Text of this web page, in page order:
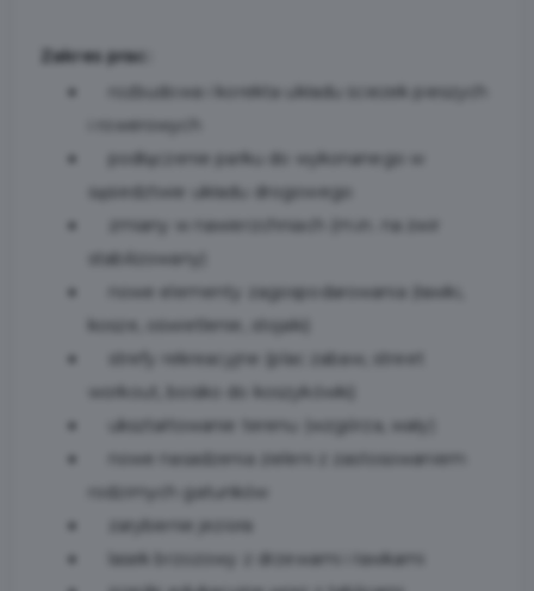
Zakres prac:
rozbudowa i korekta układu ścieżek pieszych
i rowerowych
podłączenie parku do wykonanego w
sąsiedztwie układu drogowego
zmiany w nawierzchniach (m.in. na żwir
stabilizowany)
nowe elementy zagospodarowania (ławki,
kosze, oświetlenie, stojaki)
strefy rekreacyjne (plac zabaw, street
workout, boisko do koszykówki)
ukształtowanie terenu (wzgórza, wały)
nowe nasadzenia zieleni z zastosowaniem
rodzimych gatunków
zarybienie jeziora
lasek brzozowy z drzewami i ławkami